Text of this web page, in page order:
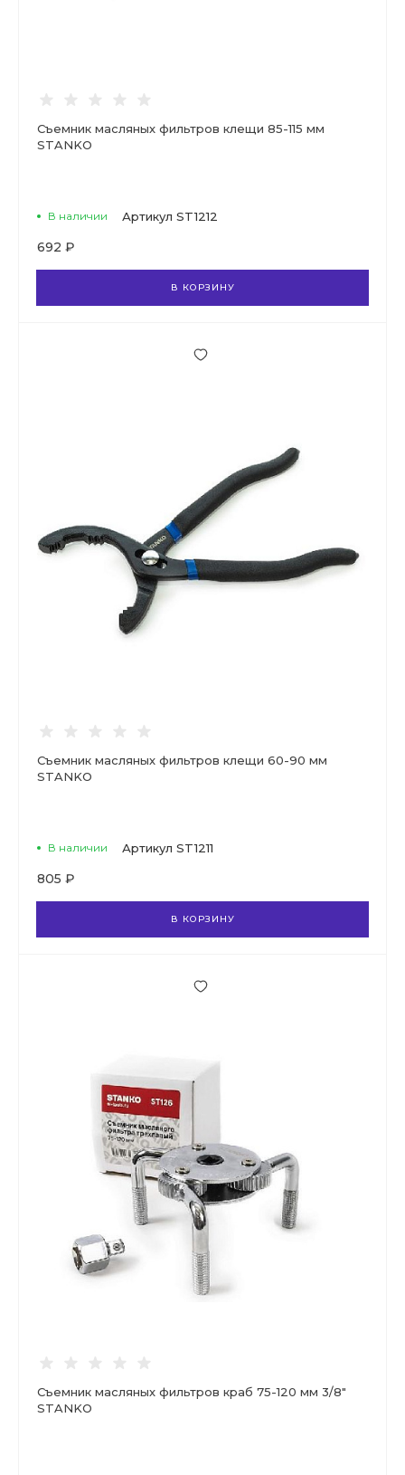
Съемник масляных фильтров клещи 85-115 мм
STANKO
В наличии Артикул ST1212
692 ₽
В КОРЗИНУ
Съемник масляных фильтров клещи 60-90 мм
STANKO
В наличии Артикул ST1211
805 ₽
В КОРЗИНУ
Съемник масляных фильтров краб 75-120 мм 3/8"
STANKO